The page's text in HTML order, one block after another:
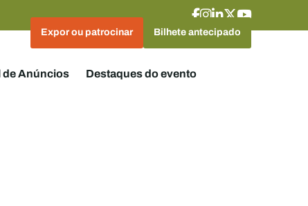
Expor ou patrocinar Bilhete antecipado
de Anúncios Destaques do evento